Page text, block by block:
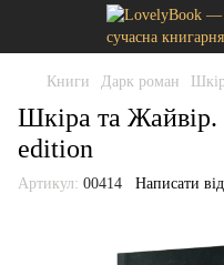
Книги Дарк роман
Шкіра та
edition
Артикул: 00414 Написати